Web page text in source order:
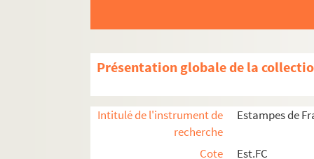
Présentation globale de la
Intitulé de l'instrument de
recherche
Estampes de
Cote
Est.FC
EST.FC.2757. Pierre-Joseph Proudon
EST.FC.2726. La statue de Proudhon à
EST.FC.2724. La statue de Proudhon à
EST.FC.2727. La statue de Proudhon à
EST.FC.2725. La statue de Proudhon à